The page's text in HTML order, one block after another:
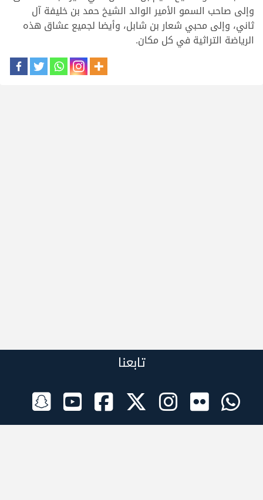
وإلى صاحب السمو الأمير الوالد الشيخ حمد بن خليفة آل
ثاني، وإلى محبي شعار بن شابل، وأيضا لجميع عشاق هذه
الرياضة التراثية في كل مكان.
تابعنا